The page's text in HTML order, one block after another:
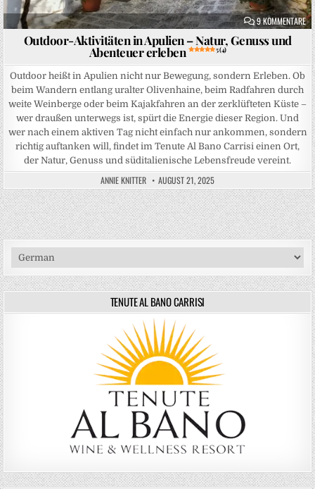
9 KOMMENTAREZU
Outdoor-Aktivitäten in Apulien – Natur, Genuss und
Abenteuer erleben 5 (4)
Outdoor heißt in Apulien nicht nur Bewegung, sondern Erleben. Ob
beim Wandern entlang uralter Olivenhaine, beim Radfahren durch
weite Weinberge oder beim Kajakfahren an der zerklüfteten Küste –
wer draußen unterwegs ist, spürt die Energie dieser Region. Und
wer nach einem aktiven Tag nicht einfach nur ankommen, sondern
richtig auftanken will, findet im Tenute Al Bano Carrisi einen Ort,
der Natur, Genuss und süditalienische Lebensfreude vereint.
ANNIE KNITTER AUGUST 21, 2025
TENUTE AL BANO CARRISI